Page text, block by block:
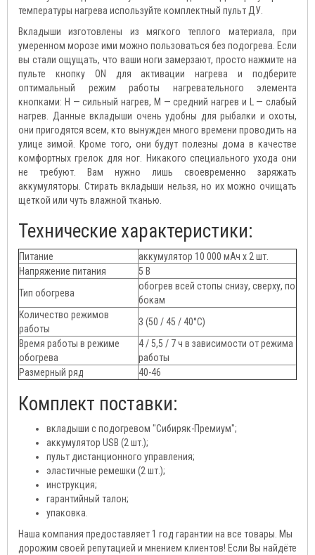
температуры нагрева используйте комплектный пульт ДУ.
Вкладыши изготовлены из мягкого теплого материала, при
умеренном морозе ими можно пользоваться без подогрева. Если
вы стали ощущать, что ваши ноги замерзают, просто нажмите на
пульте кнопку ON для активации нагрева и подберите
оптимальный режим работы нагревательного элемента
кнопками: H — сильный нагрев, M — средний нагрев и L — слабый
нагрев. Данные вкладыши очень удобны для рыбалки и охоты,
они пригодятся всем, кто вынужден много времени проводить на
улице зимой. Кроме того, они будут полезны дома в качестве
комфортных грелок для ног. Никакого специального ухода они
не требуют. Вам нужно лишь своевременно заряжать
аккумуляторы. Стирать вкладыши нельзя, но их можно очищать
щеткой или чуть влажной тканью.
Технические характеристики:
Питание
аккумулятор 10 000 мАч х 2 шт.
Напряжение питания
5 В
Тип обогрева
обогрев всей стопы снизу, сверху, по
бокам
Количество режимов
работы
3 (50 / 45 / 40°С)
Время работы в режиме
обогрева
4 / 5,5 / 7 ч в зависимости от режима
работы
Размерный ряд
40-46
Комплект поставки:
вкладыши с подогревом "Сибиряк-Премиум";
аккумулятор USB (2 шт.);
пульт дистанционного управления;
эластичные ремешки (2 шт.);
инструкция;
гарантийный талон;
упаковка.
Наша компания предоставляет 1 год гарантии на все товары. Мы
дорожим своей репутацией и мнением клиентов! Если Вы найдёте